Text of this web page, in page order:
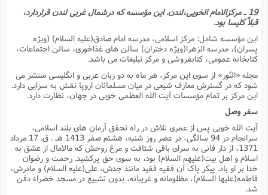
19 ـ مرکزالامام الخویى،لندن. این مؤسسه که درشمال غربى لندن قراردارد،
قبلاً کلیسا بود.
این مؤسسه شامل: مرکز اسلامى، مدرسه امام صادق(علیه السلام) (ویژه
پسران)، مدرسه الزهرا(ویژه دختران) سالن هاى غذاخورى، سالن اجتماعات،
کتابخانه عمومى، کتابفروشى و مرکز تبلیغات مى باشد.
مجله «النّور» از سوى این مرکز، هر ماه به دو زبان عربى و انگلیسى منتشر مى
شود که در گسترش معارف شیعى در میان مسلمانان اروپا نقش به سزایى دارد.
این مرکز بر تمام مؤسسات آیت الله العظمى خویى در جهان، نظارت دارد.
سفر وصل
آیت الله خویى پس از عمرى تلاش در راه تحقق آرمان هاى بلند اسلامى،
سرانجام در 94 سالگى، در عصر روز شنبه، هشتم صفر 1413 هـ . ق. 17 مرداد
1371، از دار فانى به سراى باقى شتافت و مرغ روحش که مالامال از عشق به
اسلام و اهل بیت(علیهم السلام) بود، به سوى حق پرکشید. رحمت و رضوان
خدا بر او باد. پیکر پاک آن فقیه فقید مانند جدش، على(علیه السلام) و مادرش،
فاطمه(علیها السلام)، مظلومانه و غریبانه، بدون تشییع در مسجد خضراء دفن
شد.